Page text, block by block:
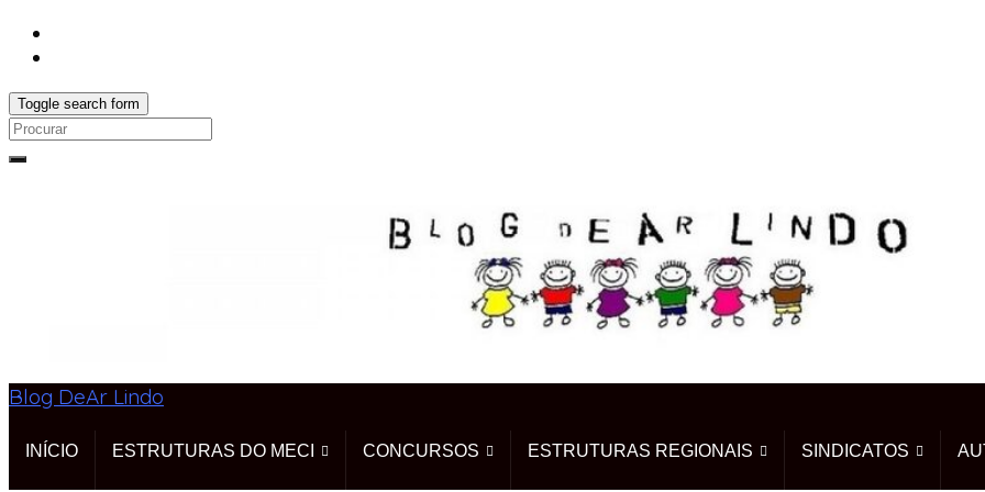
Toggle search form
Search
Blog DeAr Lindo
INÍCIO ESTRUTURAS DO MECI CONCURSOS ESTRUTURAS REGIONAIS SINDICATOS